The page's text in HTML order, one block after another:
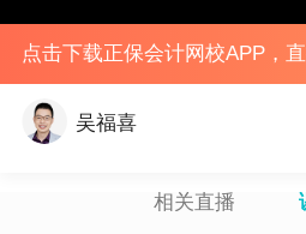
点击下载正保会计网校APP，
吴福喜
相关直播